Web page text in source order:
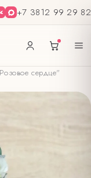
+7 3812 99 29 82
сердце"